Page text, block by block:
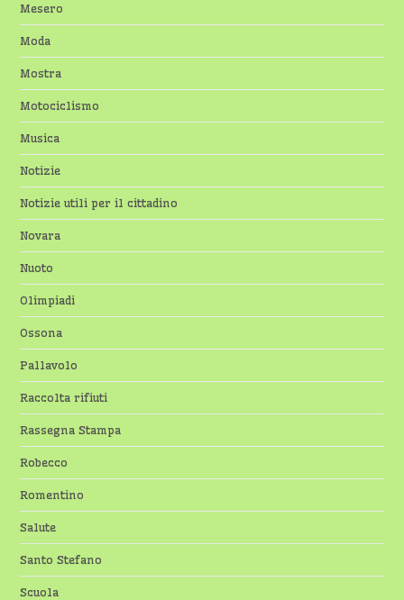
Mesero
Moda
Mostra
Motociclismo
Musica
Notizie
Notizie utili per il cittadino
Novara
Nuoto
Olimpiadi
Ossona
Pallavolo
Raccolta rifiuti
Rassegna Stampa
Robecco
Romentino
Salute
Santo Stefano
Scuola